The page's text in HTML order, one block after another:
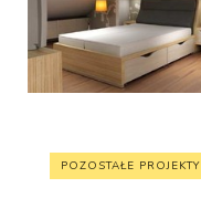
POZOSTAŁE PROJEKTY